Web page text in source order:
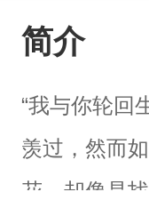
简介
“我与你轮回
羡过，然而
花，却像是